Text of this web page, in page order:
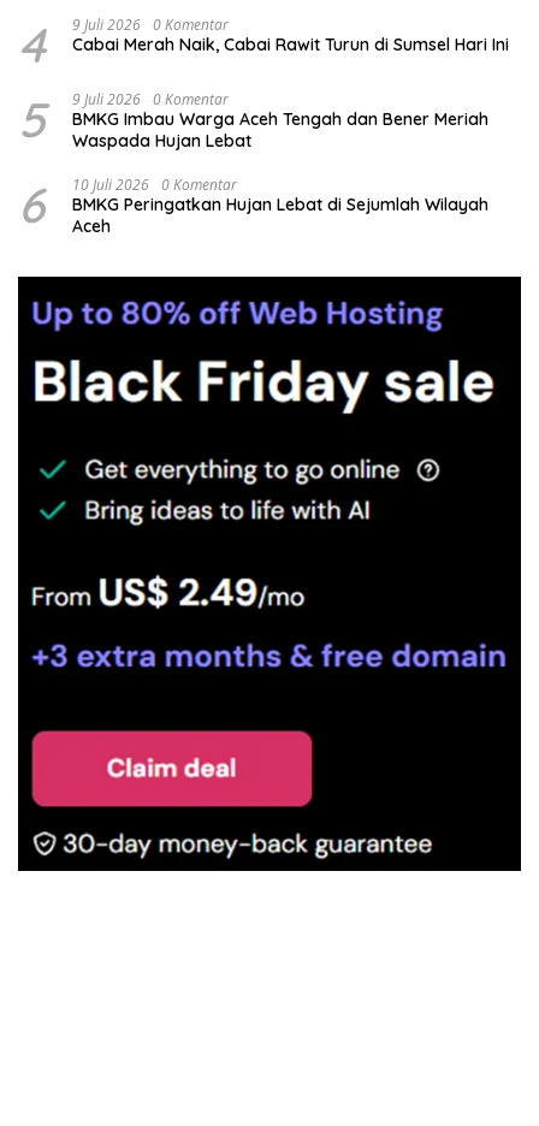
4 9 Juli 2026 0 Komentar
Cabai Merah Naik, Cabai Rawit Turun di Sumsel Hari Ini
5 9 Juli 2026 0 Komentar
BMKG Imbau Warga Aceh Tengah dan Bener Meriah
Waspada Hujan Lebat
6 10 Juli 2026 0 Komentar
BMKG Peringatkan Hujan Lebat di Sejumlah Wilayah
Aceh